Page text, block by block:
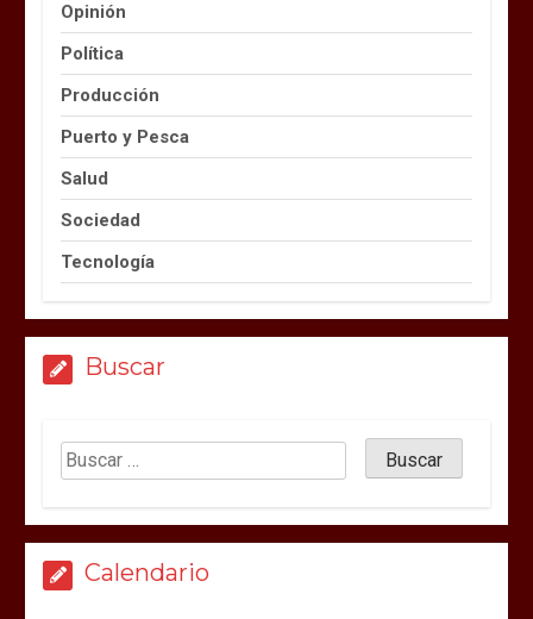
Opinión
Política
Producción
Puerto y Pesca
Salud
Sociedad
Tecnología
Buscar
Calendario